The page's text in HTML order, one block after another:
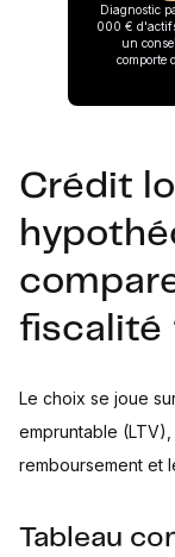
Diagnostic
000 €
un
comporte
Crédit
fiscalité
Le choix se joue
empruntable
remboursement et
Tableau